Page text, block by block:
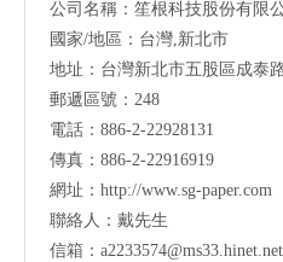
公司名稱：笙根科技股份有限
國家/地區：台灣,新北市
地址：台灣新北市五股區成泰
郵遞區號：248
電話：886-2-22928131
傳真：886-2-22916919
網址： http://www.sg-paper.com
聯絡人：戴先生
信箱： a2233574@ms33.hinet.net